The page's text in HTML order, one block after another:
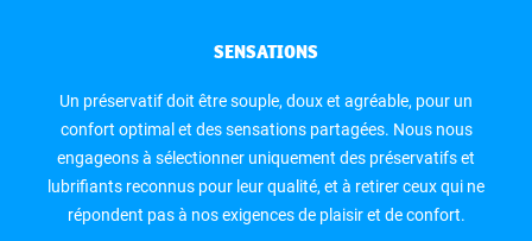
SENSATIONS
Un préservatif doit être souple, doux et agréable, pour un
confort optimal et des sensations partagées. Nous nous
engageons à sélectionner uniquement des préservatifs et
lubrifiants reconnus pour leur qualité, et à retirer ceux qui ne
répondent pas à nos exigences de plaisir et de confort.